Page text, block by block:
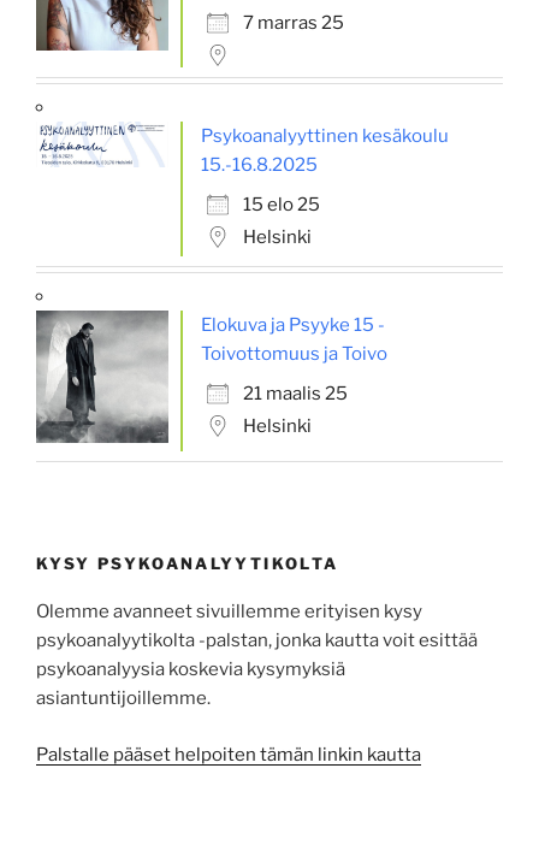
7 marras 25
Psykoanalyyttinen kesäkoulu
15.-16.8.2025
15 elo 25
Helsinki
Elokuva ja Psyyke 15 -
Toivottomuus ja Toivo
21 maalis 25
Helsinki
KYSY PSYKOANALYYTIKOLTA
Olemme avanneet sivuillemme erityisen kysy
psykoanalyytikolta -palstan, jonka kautta voit esittää
psykoa­na­lyysia koskevia kysy­myksiä
asiantuntijoillemme.
Palstalle pääset helpoiten tämän linkin kautta